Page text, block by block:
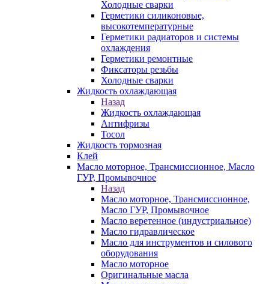
Холодные сварки
Герметики силиконовые,
высокотемпературные
Герметики радиаторов и системы
охлаждения
Герметики ремонтные
Фиксаторы резьбы
Холодные сварки
Жидкость охлаждающая
Назад
Жидкость охлаждающая
Антифризы
Тосол
Жидкость тормозная
Клей
Масло моторное, Трансмиссионное, Масло
ГУР, Промывочное
Назад
Масло моторное, Трансмиссионное,
Масло ГУР, Промывочное
Масло веретенное (индустриальное)
Масло гидравлическое
Масло для инструментов и силового
оборудования
Масло моторное
Оригинальные масла